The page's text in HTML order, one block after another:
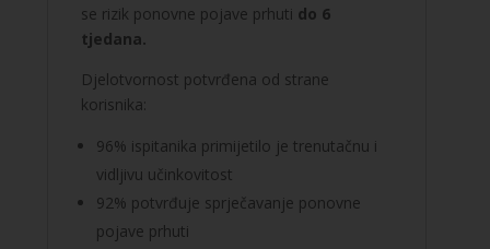
se rizik ponovne pojave prhuti do 6
tjedana.
Djelotvornost potvrđena od strane
korisnika:
96% ispitanika primijetilo je trenutačnu i
vidljivu učinkovitost
92% potvrđuje sprječavanje ponovne
pojave prhuti